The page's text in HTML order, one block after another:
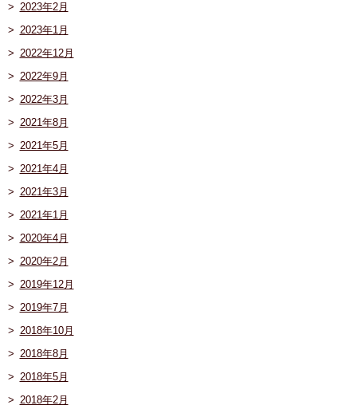
2023年2月
2023年1月
2022年12月
2022年9月
2022年3月
2021年8月
2021年5月
2021年4月
2021年3月
2021年1月
2020年4月
2020年2月
2019年12月
2019年7月
2018年10月
2018年8月
2018年5月
2018年2月